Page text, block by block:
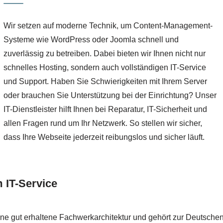
Wir setzen auf moderne Technik, um Content-Management-
Systeme wie WordPress oder Joomla schnell und
zuverlässig zu betreiben. Dabei bieten wir Ihnen nicht nur
schnelles Hosting, sondern auch vollständigen IT-Service
und Support. Haben Sie Schwierigkeiten mit Ihrem Server
oder brauchen Sie Unterstützung bei der Einrichtung? Unser
IT-Dienstleister hilft Ihnen bei Reparatur, IT-Sicherheit und
allen Fragen rund um Ihr Netzwerk. So stellen wir sicher,
dass Ihre Webseite jederzeit reibungslos und sicher läuft.
IT-Service
gut erhaltene Fachwerkarchitektur und gehört zur